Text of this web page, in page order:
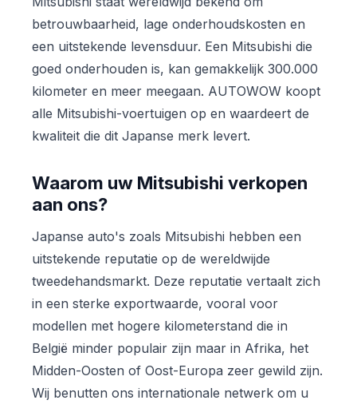
betrouwbaarheid, lage onderhoudskosten en
een uitstekende levensduur. Een Mitsubishi die
goed onderhouden is, kan gemakkelijk 300.000
kilometer en meer meegaan. AUTOWOW koopt
alle Mitsubishi-voertuigen op en waardeert de
kwaliteit die dit Japanse merk levert.
Waarom uw Mitsubishi verkopen
aan ons?
Japanse auto's zoals Mitsubishi hebben een
uitstekende reputatie op de wereldwijde
tweedehandsmarkt. Deze reputatie vertaalt zich
in een sterke exportwaarde, vooral voor
modellen met hogere kilometerstand die in
België minder populair zijn maar in Afrika, het
Midden-Oosten of Oost-Europa zeer gewild zijn.
Wij benutten ons internationale netwerk om u